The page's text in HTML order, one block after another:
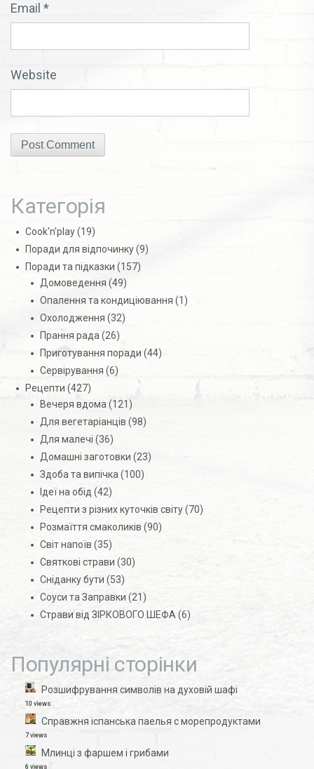
Email *
Website
Категорія
Cook'n'play(19)
Поради для відпочинку(9)
Поради та підказки (157)
Домоведення (49)
Опалення та кондиціювання (1)
Охолодження (32)
Прання рада(26)
Приготування поради (44)
Сервірування (6)
Рецепти (427)
Вечеря вдома(121)
Для вегетаріанців (98)
Для малечі (36)
Домашні заготовки (23)
Здоба та випічка(100)
Ідеї на обід (42)
Рецепти з різних куточків світу(70)
Розмаїття смаколиків (90)
Світ напоїв (35)
Святкові страви (30)
Сніданку бути (53)
Соуси та Заправки (21)
Страви від ЗІРКОВОГО ШЕФА(6)
Популярні сторінки
Розшифрування символів на духовій шафі
10 views
Справжня іспанська паелья с морепродуктами
7 views
Млинці з фаршем і грибами
6 views